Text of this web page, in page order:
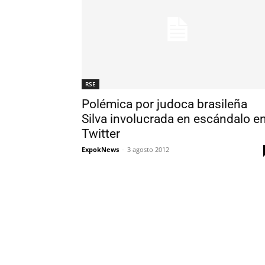
RSE
Polémica por judoca brasileña
Silva involucrada en escándalo
Twitter
ExpokNews - 3 agosto 2012